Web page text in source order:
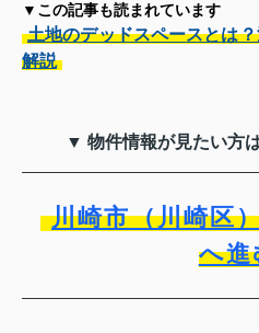
▼この記事も読まれています
土地のデッドスペースとは
解説
▼ 物件情報が見たい方
川崎市（川崎区
へ進